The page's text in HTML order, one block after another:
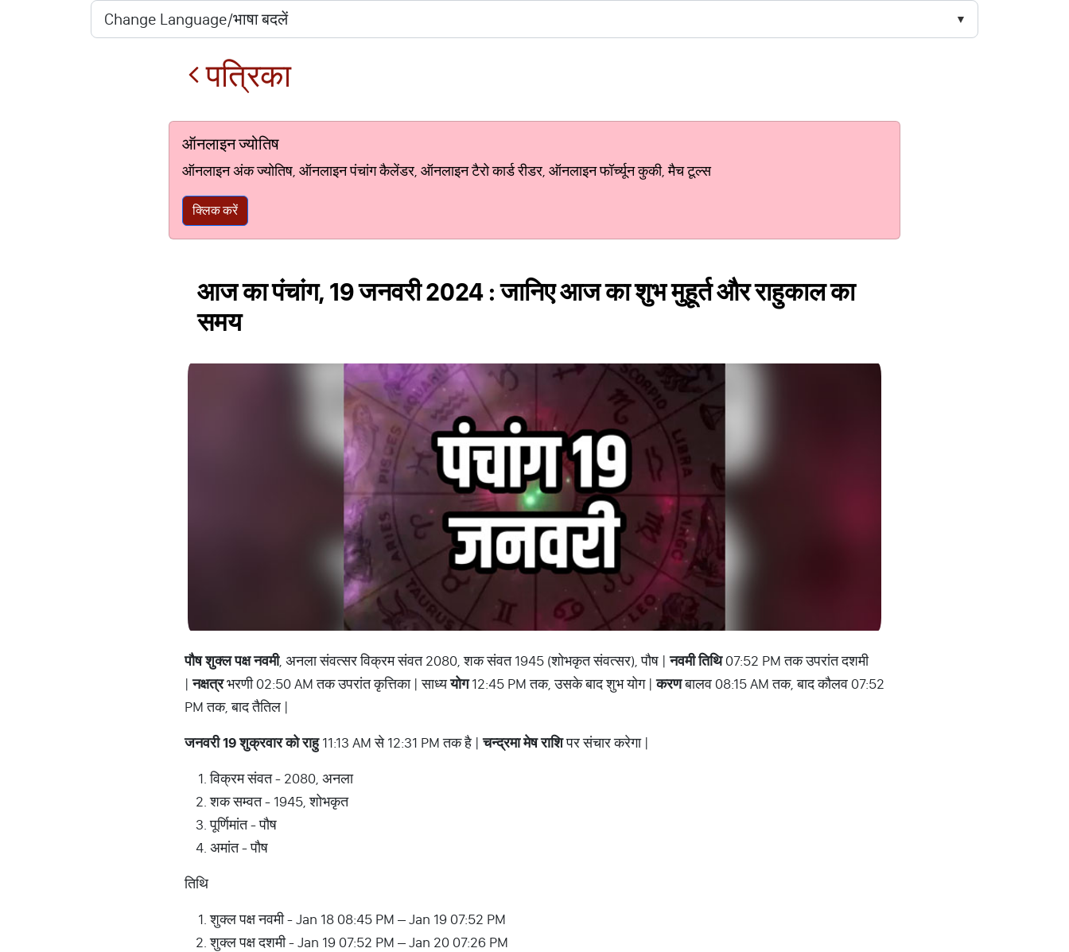
पत्रिका
ऑनलाइन ज्योतिष
ऑनलाइन अंक ज्योतिष, ऑनलाइन पंचांग कैलेंडर, ऑनलाइन टैरो कार्ड रीडर, ऑनलाइन फॉर्च्यून कुकी, मैच टूल्स
क्लिक करें
आज का पंचांग, 19 जनवरी 2024 : जानिए आज का शुभ मुहूर्त और राहुकाल का
समय
पौष शुक्ल पक्ष नवमी, अनला संवत्सर विक्रम संवत 2080, शक संवत 1945 (शोभकृत संवत्सर), पौष |नवमी तिथि07:52 PM तक उपरांत दशमी
|नक्षत्रभरणी 02:50 AM तक उपरांत कृत्तिका | साध्ययोग12:45 PM तक, उसके बाद शुभ योग |करणबालव 08:15 AM तक, बाद कौलव 07:52
PM तक, बाद तैतिल |
जनवरी 19 शुक्रवार को राहु11:13 AM से 12:31 PM तक है |चन्द्रमा मेष राशिपर संचार करेगा |
विक्रम संवत - 2080, अनला
शक सम्वत - 1945, शोभकृत
पूर्णिमांत - पौष
अमांत - पौष
तिथि
शुक्ल पक्ष नवमी - Jan 18 08:45 PM – Jan 19 07:52 PM
शुक्ल पक्ष दशमी - Jan 19 07:52 PM – Jan 20 07:26 PM